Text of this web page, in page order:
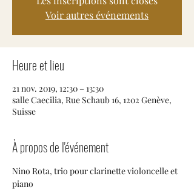
Voir autres événements
Heure et lieu
21 nov. 2019, 12:30 – 13:30
salle Caecilia, Rue Schaub 16, 1202 Genève,
Suisse
À propos de l'événement
Nino Rota, trio pour clarinette violoncelle et
piano